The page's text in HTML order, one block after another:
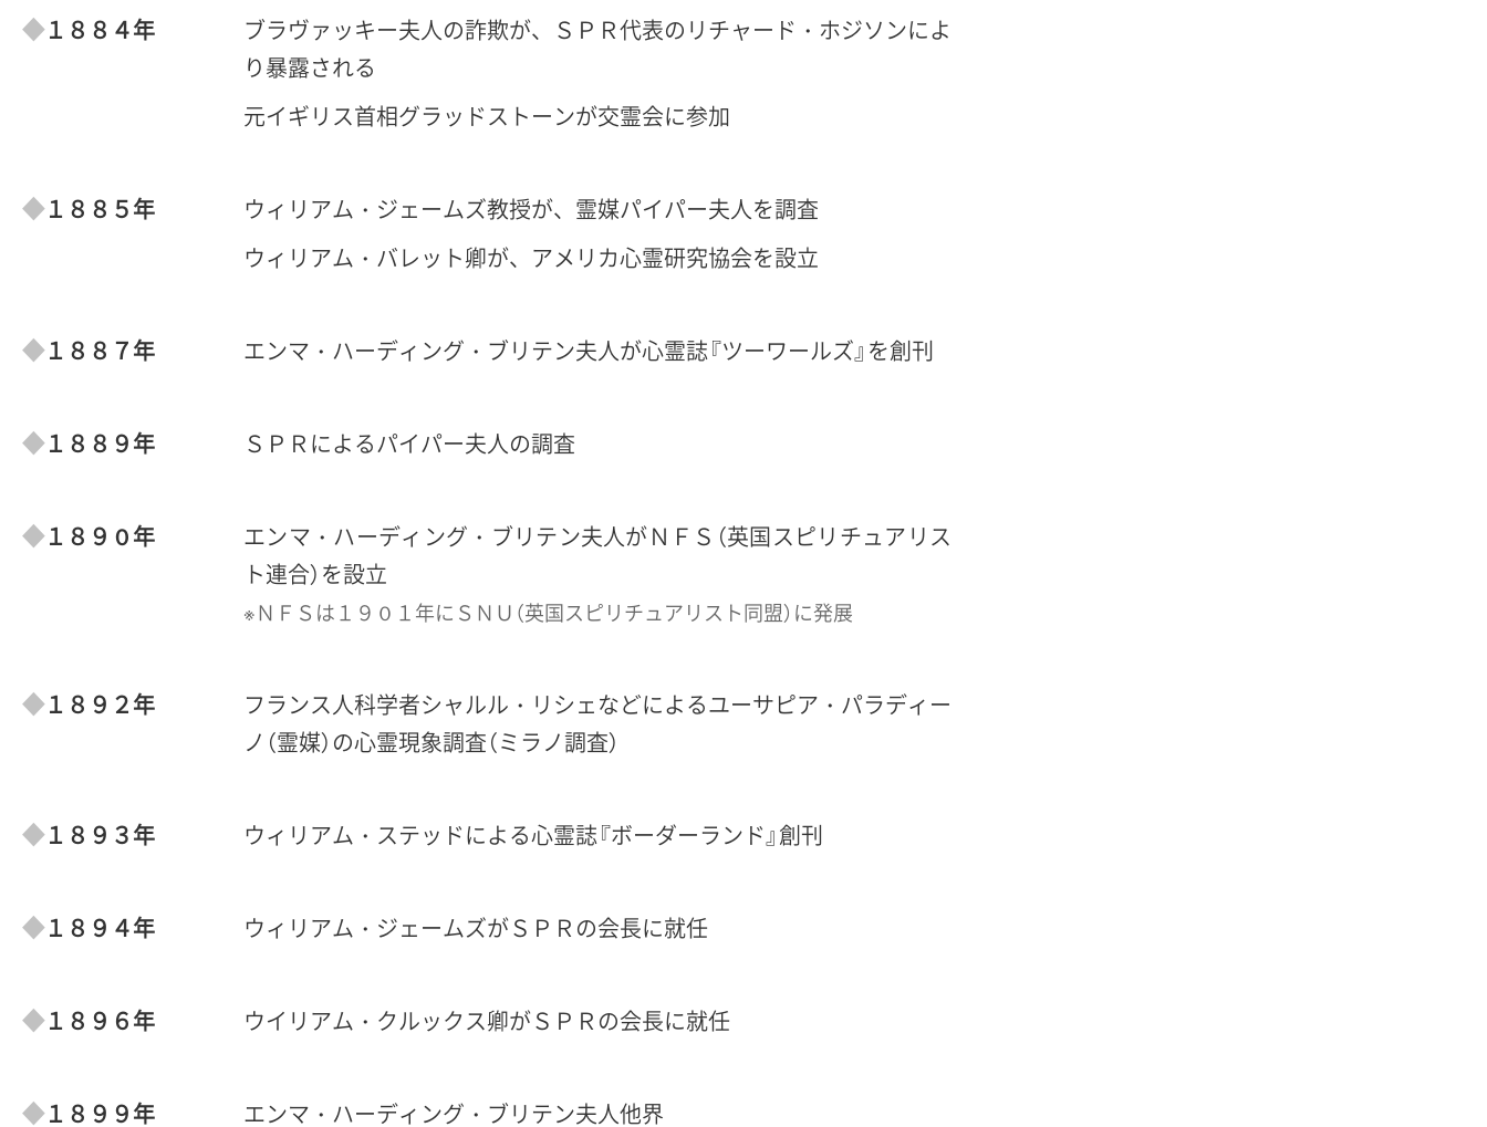
１８８４年
ブラヴァッキー夫人の詐欺が、ＳＰＲ代表のリチャード・ホジソンによ
り暴露される
元イギリス首相グラッドストーンが交霊会に参加
１８８５年
ウィリアム・ジェームズ教授が、霊媒パイパー夫人を調査
ウィリアム・バレット卿が、アメリカ心霊研究協会を設立
１８８７年 エンマ・ハーディング・ブリテン夫人が心霊誌『ツーワールズ』を創刊
１８８９年 ＳＰＲによるパイパー夫人の調査
１８９０年
エンマ・ハーディング・ブリテン夫人がＮＦＳ（英国スピリチュアリス
ト連合）を設立
※ＮＦＳは１９０１年にＳＮＵ（英国スピリチュアリスト同盟）に発展
１８９２年
フランス人科学者シャルル・リシェなどによるユーサピア・パラディー
ノ（霊媒）の心霊現象調査（ミラノ調査）
１８９３年 ウィリアム・ステッドによる心霊誌『ボーダーランド』創刊
１８９４年 ウィリアム・ジェームズがＳＰＲの会長に就任
１８９６年 ウイリアム・クルックス卿がＳＰＲの会長に就任
１８９９年 エンマ・ハーディング・ブリテン夫人他界